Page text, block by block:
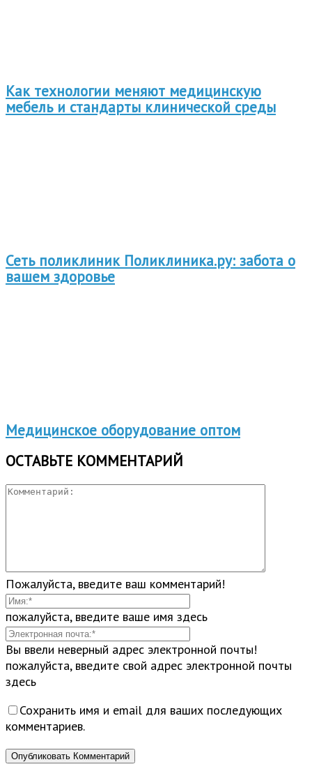
Как технологии меняют медицинскую
мебель и стандарты клинической среды
Сеть поликлиник Поликлиника.ру: забота о
вашем здоровье
Медицинское оборудование оптом
ОСТАВЬТЕ КОММЕНТАРИЙ
Пожалуйста, введите ваш комментарий!
пожалуйста, введите ваше имя здесь
Вы ввели неверный адрес электронной почты!
пожалуйста, введите свой адрес электронной почты
здесь
Сохранить имя и email для ваших последующих
комментариев.